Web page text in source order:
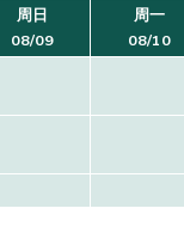
周日
08/09
周一
08/10